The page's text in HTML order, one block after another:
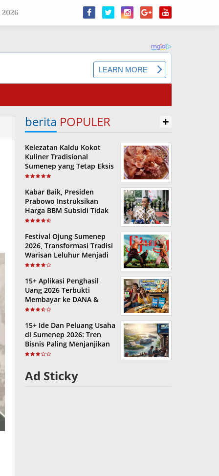
berita POPULER +
Kelezatan Kaldu Kokot
Kuliner Tradisional
Sumenep yang Tetap Eksis
Kabar Baik, Presiden
Prabowo Instruksikan
Harga BBM Subsidi Tidak
Naik Hingga Akhir 2026
Festival Ojung Sumenep
2026, Transformasi Tradisi
Warisan Leluhur Menjadi
Ikon Wisata dan Ekonomi
15+ Aplikasi Penghasil
Uang 2026 Terbukti
Membayar ke DANA &
GoPay: Tanpa Modal dan
15+ Ide Dan Peluang Usaha
di Sumenep 2026: Tren
Bisnis Paling Menjanjikan
di Kota Keris
Ad Sticky